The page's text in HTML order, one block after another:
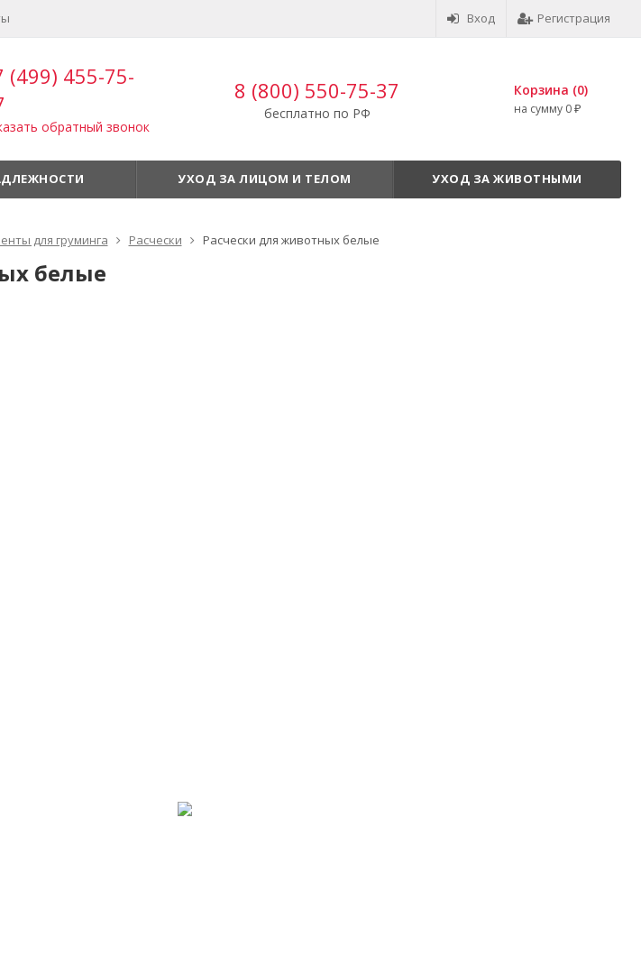
Вход Регистрация
(499) 455-75-
обратный звонок
8 (800) 550-75-37
бесплатно по РФ
Корзина (0)
на сумму 0 ₽
УХОД ЗА ЛИЦОМ И ТЕЛОМ УХОД ЗА ЖИВОТНЫМИ
для груминга Расчески Расчески для животных белые
белые